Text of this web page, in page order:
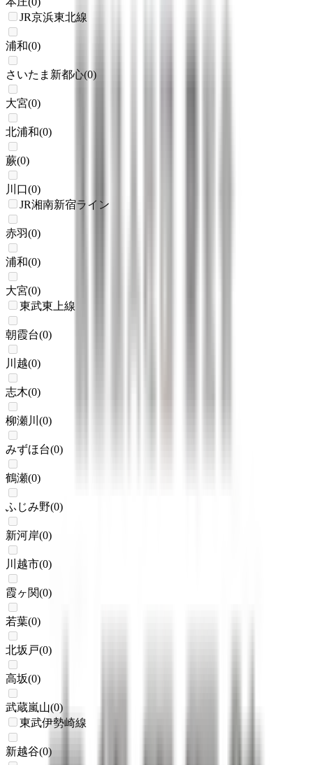
JR京浜東北線
浦和(0)
さいたま新都心(0)
大宮(0)
北浦和(0)
蕨(0)
川口(0)
JR湘南新宿ライン
赤羽(0)
浦和(0)
大宮(0)
東武東上線
朝霞台(0)
川越(0)
志木(0)
柳瀬川 (0)
みずほ台(0)
鶴瀬(0)
ふじみ野(0)
新河岸(0)
川越市(0)
霞ヶ関(0)
若葉(0)
北坂戸(0)
高坂(0)
武蔵嵐山(0)
東武伊勢崎線
新越谷(0)